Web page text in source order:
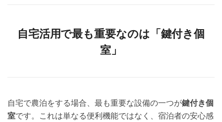
自宅活用で最も重要なのは「鍵付き個
室」
自宅で農泊をする場合、最も重要な設備の一つが鍵付き個
室です。これは単なる便利機能ではなく、宿泊者の安心感